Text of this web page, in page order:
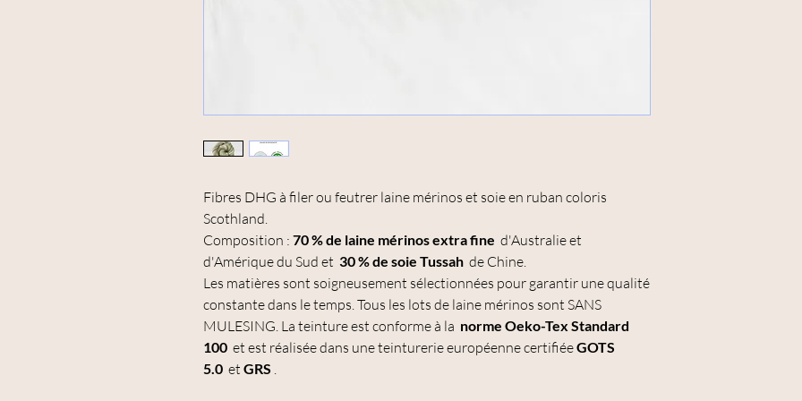
Fibres DHG à filer ou feutrer laine mérinos et soie en ruban coloris
Scothland.
Composition : 70 % de laine mérinos extra fine d'Australie et
d'Amérique du Sud et 30 % de soie Tussah de Chine.
Les matières sont soigneusement sélectionnées pour garantir une qualité
constante dans le temps. Tous les lots de laine mérinos sont SANS
MULESING. La teinture est conforme à la norme Oeko-Tex Standard
100 et est réalisée dans une teinturerie européenne certifiéeGOTS
5.0 et GRS .